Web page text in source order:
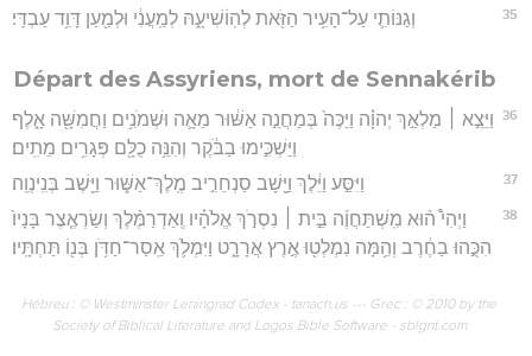
35 וְגַנּוֹתִ֛י עַל־הָעִ֥יר הַזֹּ֖את לְהֽוֹשִׁיעָ֑הּ לְמַֽעֲנִ֔י וּלְמַ֖עַן דָּוִ֥ד עַבְדִּֽי׃
Départ des Assyriens, mort de Sennakérib
36
וַיֵּצֵ֣א ׀ מַלְאַ֣ךְ יְהוָ֗ה וַיַּכֶּה֙ בְּמַחֲנֵ֣ה אַשּׁ֔וּר מֵאָ֛ה וּשְׁמֹנִ֥ים וַחֲמִשָּׁ֖ה אָ֑לֶף
וַיַּשְׁכִּ֣ימוּ בַבֹּ֔קֶר וְהִנֵּ֥ה כֻלָּ֖ם פְּגָרִ֥ים מֵתִֽים׃
37 וַיִּסַּ֣ע וַיֵּ֔לֶךְ וַיָּ֖שָׁב סַנְחֵרִ֣יב מֶֽלֶךְ־אַשּׁ֑וּר וַיֵּ֖שֶׁב בְּנִֽינְוֵֽה׃
38
וַיְהִי֩ ה֨וּא מִֽשְׁתַּחֲוֶ֜ה בֵּ֣ית ׀ נִסְרֹ֣ךְ אֱלֹהָ֗יו וְֽאַדְרַמֶּ֨לֶךְ וְשַׂרְאֶ֤צֶר בָּנָיו֙
הִכֻּ֣הוּ בַחֶ֔רֶב וְהֵ֥מָּה נִמְלְט֖וּ אֶ֣רֶץ אֲרָרָ֑ט וַיִּמְלֹ֛ךְ אֵֽסַר־חַדֹּ֥ן בְּנ֖וֹ תַּחְתָּֽיו׃
Hébreu : © Westminster Leningrad Codex - tanach.us --- Grec : © 2010 by the
Society of Biblical Literature and Logos Bible Software - sblgnt.com